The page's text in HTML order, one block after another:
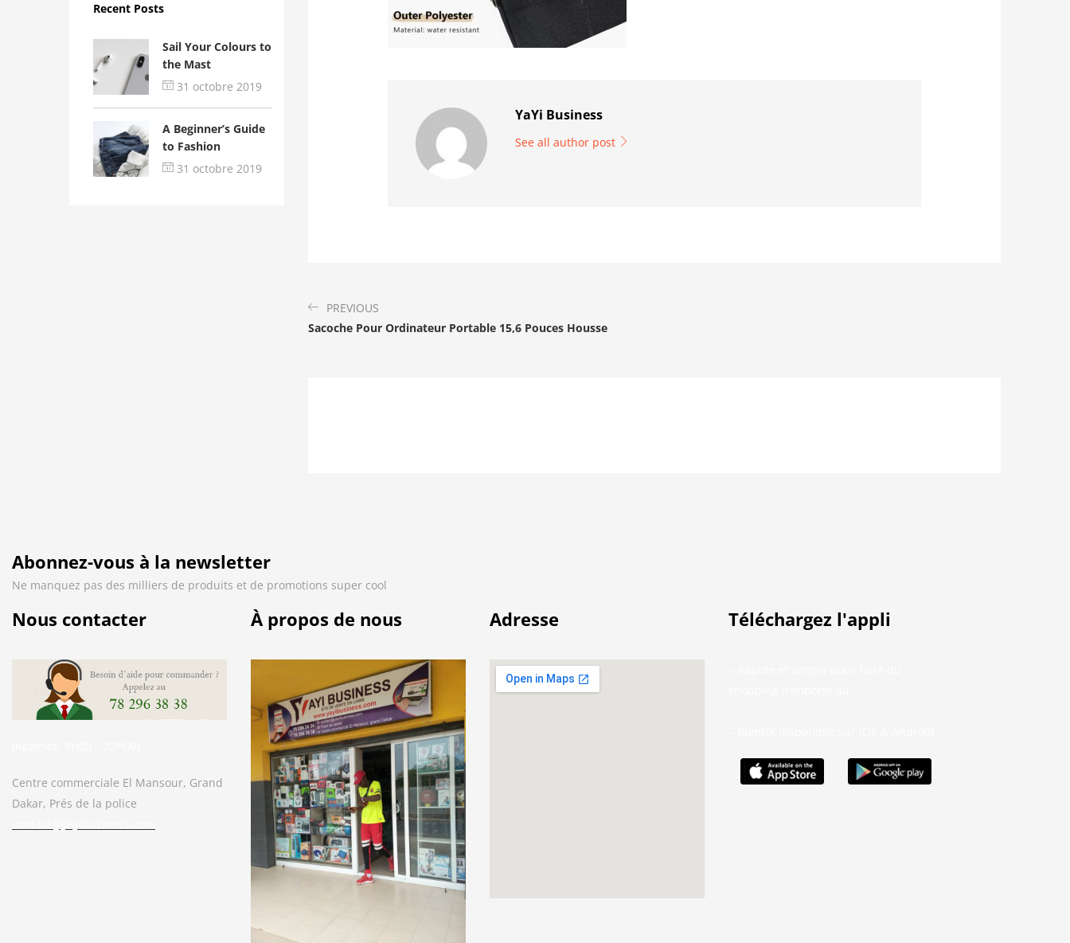
Recent Posts
Sail Your Colours to
the Mast
31 octobre 2019
A Beginner’s Guide
to Fashion
31 octobre 2019
YaYi Business
See all author post
PREVIOUS
Sacoche Pour Ordinateur Portable 15,6 Pouces Housse
Abonnez-vous à la newsletter
Ne manquez pas des milliers de produits et de promotions super cool
Nous contacter
Centre commerciale El Mansour, Grand
Dakar, Prés de la police
À propos de nous Adresse Téléchargez l'appli
Bonjour. En quoi puis-je vous aider ?